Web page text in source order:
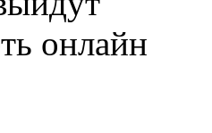
онлайн